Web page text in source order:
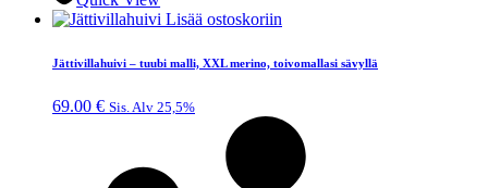
Lisää ostoskoriin
Jättivillahuivi – tuubi malli, XXL merino, toivomallasi sävyllä
69.00 € Sis. Alv 25,5%